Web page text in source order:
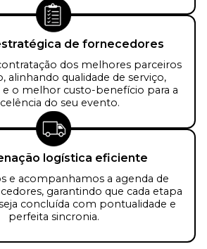
de fornecedores
dos melhores parceiros
alinhando qualidade de serviço,
e o melhor custo-benefício para a
do seu evento.
logística eficiente
e acompanhamos a agenda de
garantindo que cada etapa
concluída com pontualidade e
perfeita sincronia.